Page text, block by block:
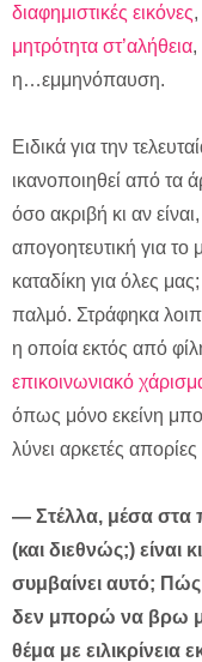
διαφημιστικές εικόνες
μητρότητα στ’αλήθεια,
η…εμμηνόπαυση.
Ειδικά για την
ικανοποιηθεί από τα
όσο ακριβή κι αν
απογοητευτική για το
καταδίκη για όλες
παλμό. Στράφηκα
η οποία εκτός από
επικοινωνιακό
όπως μόνο εκείνη
λύνει αρκετές
— Στέλλα, μέσα στα
(και διεθνώς;) είναι
συμβαίνει αυτό;
δεν μπορώ να βρω
θέμα με ειλικρίνεια